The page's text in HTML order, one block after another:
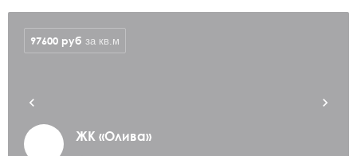
ЖК «Олива»
97600 руб за кв.м